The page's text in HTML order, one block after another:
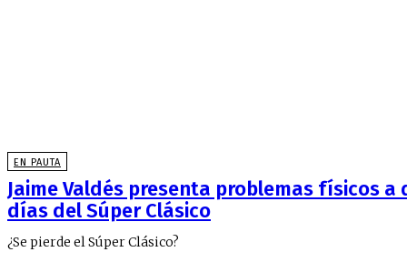
EN PAUTA
Jaime Valdés presenta problemas físicos a
días del Súper Clásico
¿Se pierde el Súper Clásico?